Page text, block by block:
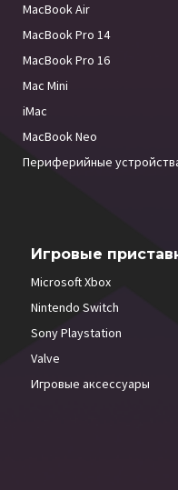
MacBook Air
MacBook Pro 14
MacBook Pro 16
Mac Mini
iMac
MacBook Neo
Периферийные
Игровые
Microsoft Xbox
Nintendo Switch
Sony Playstation
Valve
Игровые аксессуары